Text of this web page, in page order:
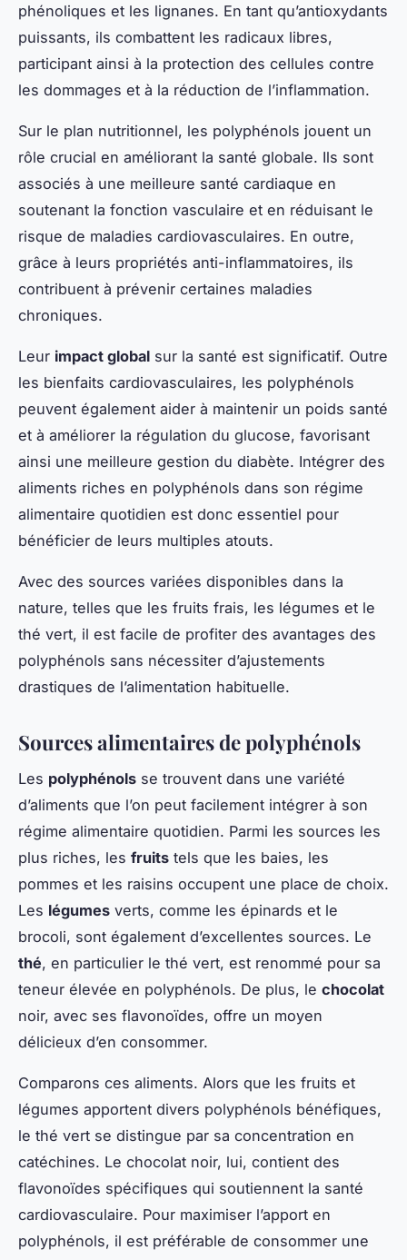
phénoliques et les lignanes. En tant qu’antioxydants
puissants, ils combattent les radicaux libres,
participant ainsi à la protection des cellules contre
les dommages et à la réduction de l’inflammation.
Sur le plan nutritionnel, les polyphénols jouent un
rôle crucial en améliorant la santé globale. Ils sont
associés à une meilleure santé cardiaque en
soutenant la fonction vasculaire et en réduisant le
risque de maladies cardiovasculaires. En outre,
grâce à leurs propriétés anti-inflammatoires, ils
contribuent à prévenir certaines maladies
chroniques.
Leur impact global sur la santé est significatif. Outre
les bienfaits cardiovasculaires, les polyphénols
peuvent également aider à maintenir un poids santé
et à améliorer la régulation du glucose, favorisant
ainsi une meilleure gestion du diabète. Intégrer des
aliments riches en polyphénols dans son régime
alimentaire quotidien est donc essentiel pour
bénéficier de leurs multiples atouts.
Avec des sources variées disponibles dans la
nature, telles que les fruits frais, les légumes et le
thé vert, il est facile de profiter des avantages des
polyphénols sans nécessiter d’ajustements
drastiques de l’alimentation habituelle.
Sources alimentaires de polyphénols
Les polyphénols se trouvent dans une variété
d’aliments que l’on peut facilement intégrer à son
régime alimentaire quotidien. Parmi les sources les
plus riches, les fruits tels que les baies, les
pommes et les raisins occupent une place de choix.
Les légumes verts, comme les épinards et le
brocoli, sont également d’excellentes sources. Le
thé, en particulier le thé vert, est renommé pour sa
teneur élevée en polyphénols. De plus, le chocolat
noir, avec ses flavonoïdes, offre un moyen
délicieux d’en consommer.
Comparons ces aliments. Alors que les fruits et
légumes apportent divers polyphénols bénéfiques,
le thé vert se distingue par sa concentration en
catéchines. Le chocolat noir, lui, contient des
flavonoïdes spécifiques qui soutiennent la santé
cardiovasculaire. Pour maximiser l’apport en
polyphénols, il est préférable de consommer une